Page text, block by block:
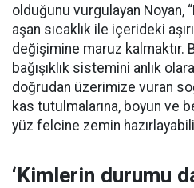
olduğunu vurgulayan Noyan,
aşan sıcaklık ile içerideki
değişimine maruz kalmaktır.
bağışıklık sistemini anlık
doğrudan üzerimize vuran
kas tutulmalarına, boyun ve
yüz felcine zemin
‘Kimlerin durumu